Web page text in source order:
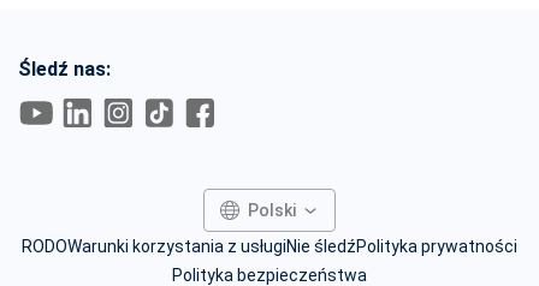
Śledź nas:
RODOWarunki korzystania z usługiNie śledźPolityka prywatności
Polityka bezpieczeństwa